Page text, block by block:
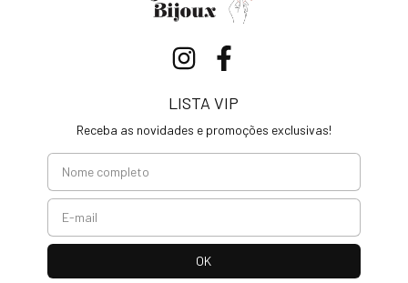
LISTA VIP
Receba as novidades e promoções exclusivas!